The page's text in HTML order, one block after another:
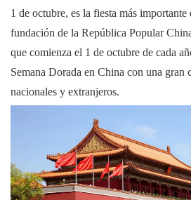
1 de octubre, es la fiesta más importante
fundación de la República Popular
que comienza el 1 de octubre de cada
Semana Dorada en China con una gran
nacionales y extranjeros.